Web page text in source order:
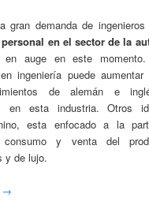
gran demanda de
en el sector de la
en auge en este
ingeniería puede
de alemán e
en esta industria. Otros
esta enfocado a la
y venta del
y de lujo.
→